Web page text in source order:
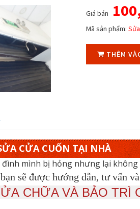
Giá bán
Mã sản phẩm:
THÊM
CỬA CUỐN TẠI NHÀ
đình mình bị hỏng nhưng lại
sẽ được hướng dẫn, tư vấn
CHỮA VÀ BẢO TRÌ